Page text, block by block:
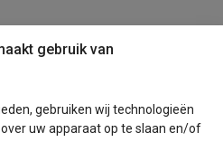
gebruik van
gebruiken wij technologieën
uw apparaat op te slaan en/of